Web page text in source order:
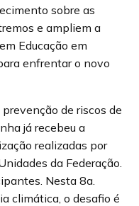
sobre as
e ampliem a
Educação em
enfrentar o novo
de riscos de
já recebeu a
realizadas por
da Federação.
Nesta 8a.
climática, o desafio é